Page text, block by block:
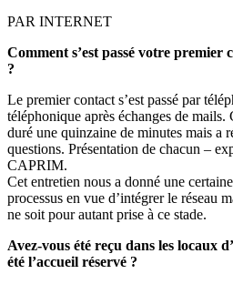
PAR INTERNET
Comment s’est passé votre premier
?
Le premier contact s’est passé par
téléphonique après échanges de
duré une quinzaine de minutes mais a
questions. Présentation de chacun –
CAPRIM.
Cet entretien nous a donné une
processus en vue d’intégrer le réseau
ne soit pour autant prise à ce stade.
Avez-vous été reçu dans les locaux
été l’accueil réservé ?